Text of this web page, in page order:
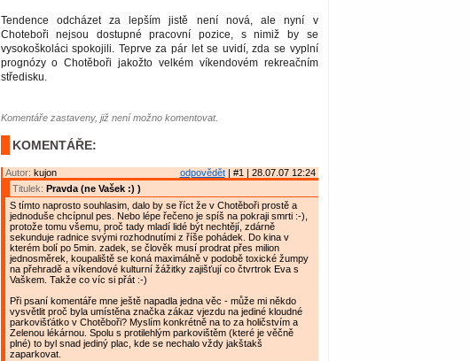
Tendence odcházet za lepším jistě není nová, ale nyní v
Choteboři nejsou dostupné pracovní pozice, s nimiž by se
vysokoškoláci spokojili. Teprve za pár let se uvidí, zda se vyplní
prognózy o Chotěboři jakožto velkém víkendovém rekreačním
středisku.
Komentáře zastaveny, již není možno komentovat.
KOMENTÁŘE:
odpovědět| #1 | 28.07.07 12:24
Autor: kujon
Titulek: Pravda (ne Vašek :) )
S tímto naprosto souhlasim, dalo by se říct že v Chotěboři prostě a
jednoduše chcípnul pes. Nebo lépe řečeno je spíš na pokraji smrti :-),
protože tomu všemu, proč tady mladí lidé být nechtějí, zdárně
sekunduje radnice svými rozhodnutími z říše pohádek. Do kina v
kterém bolí po 5min. zadek, se člověk musí prodrat přes milion
jednosměrek, koupaliště se koná maximálně v podobě toxické žumpy
na přehradě a víkendové kulturní žážitky zajišťují co čtvrtrok Eva s
Vaškem. Takže co víc si přát :-)
Při psaní komentáře mne ještě napadla jedna věc - může mi někdo
vysvětlit proč byla umístěna značka zákaz vjezdu na jediné kloudné
parkovišťátko v Chotěboři? Myslím konkrétně na to za holičstvím a
Zelenou lékárnou. Spolu s protilehlým parkovištěm (které je věčně
plné) to byl snad jediný plac, kde se nechalo vždy jakštakš
zaparkovat.